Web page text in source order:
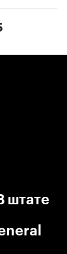
штате